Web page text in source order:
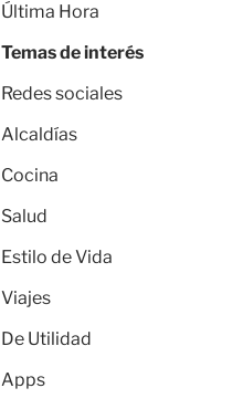
Última Hora
Temas de interés
Redes sociales
Alcaldías
Cocina
Salud
Estilo de Vida
Viajes
De Utilidad
Apps